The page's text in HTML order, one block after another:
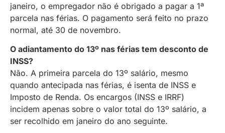
janeiro, o empregador não é obrigado a pagar a 1ª
parcela nas férias. O pagamento será feito no prazo
normal, até 30 de novembro.
O adiantamento do 13º nas férias tem desconto de
INSS?
Não. A primeira parcela do 13º salário, mesmo
quando antecipada nas férias, é isenta de INSS e
Imposto de Renda. Os encargos (INSS e IRRF)
incidem apenas sobre o valor total do 13º salário, a
ser recolhido em janeiro do ano seguinte.